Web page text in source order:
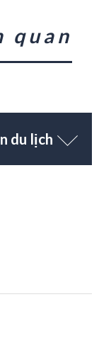
quan
du lịch